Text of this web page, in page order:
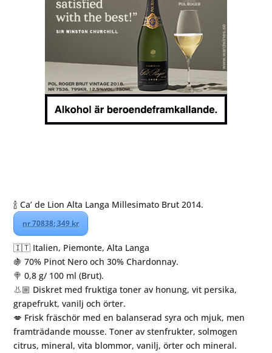
🍾 Ca’ de Lion Alta Langa Millesimato Brut 2014.
nr 70838; 349 kr
🇮🇹 Italien, Piemonte, Alta Langa
🍇 70% Pinot Nero och 30% Chardonnay.
🍭 0,8 g/ 100 ml (Brut).
👃🏼 Diskret med fruktiga toner av honung, vit persika,
grapefrukt, vanilj och örter.
💋 Frisk fräschör med en balanserad syra och mjuk, men
framträdande mousse. Toner av stenfrukter, solmogen
citrus, mineral, vita blommor, vanilj, örter och mineral.